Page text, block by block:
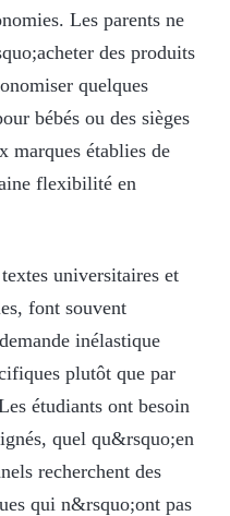
Les parents ne
des produits
quelques
bébés ou des sièges
marques établies de
flexibilité en
universitaires et
font souvent
inélastique
plutôt que par
étudiants ont besoin
quel qu&rsquo;en
recherchent des
qui n&rsquo;ont pas